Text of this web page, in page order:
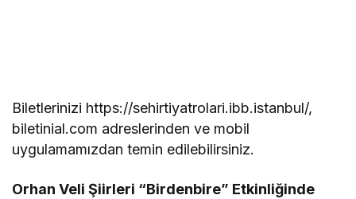
Biletlerinizi https://sehirtiyatrolari.ibb.istanbul/,
biletinial.com adreslerinden ve mobil
uygulamamızdan temin edilebilirsiniz.
Orhan Veli Şiirleri “Birdenbire” Etkinliğinde